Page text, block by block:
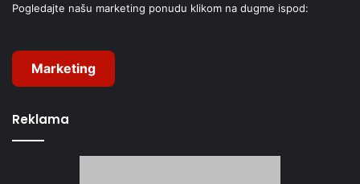
Pogledajte našu marketing ponudu klikom na dugme ispod:
Marketing
Reklama